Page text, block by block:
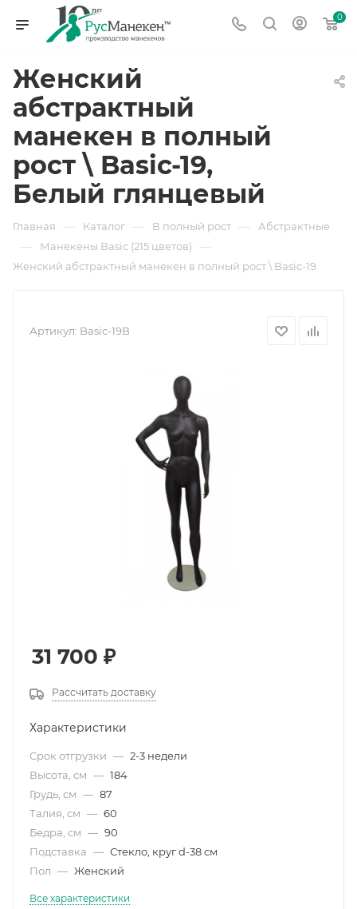
0
Женский
абстрактный
манекен в полный
рост \ Basic-19,
Белый глянцевый
Главная — Каталог — В полный рост — Абстрактные
— Манекены Basic (215 цветов) —
Женский абстрактный манекен в полный рост \ Basic-19
Артикул: Basic-19B
31 700 ₽
Рассчитать доставку
Характеристики
Срок отгрузки — 2-3 недели
Высота, см — 184
Грудь, см — 87
Талия, см — 60
Бедра, см — 90
Подставка — Стекло, круг d-38 см
Пол — Женский
Все характеристики